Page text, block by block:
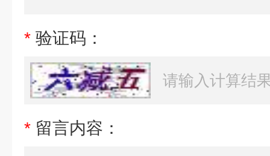
* 验证码：
* 留言内容：